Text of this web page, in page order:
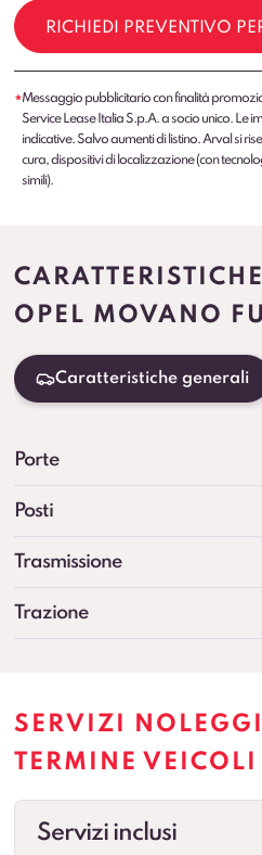
RICHIEDI PREVENTIVO
*Messaggio pubblicitario con finalità
Service Lease Italia S.p.A. a socio unico. Le
indicative. Salvo aumenti di listino. Arval si
cura, dispositivi di localizzazione (con
simili).
OPEL MOVANO
Caratteristiche generali
Porte
Posti
Trasmissione
Trazione
SERVIZI
TERMINE
Servizi inclusi